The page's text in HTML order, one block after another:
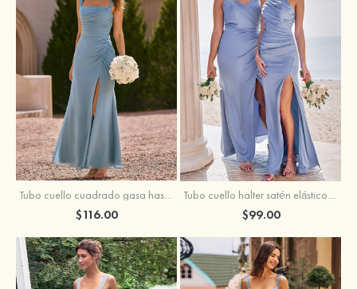
Tubo cuello cuadrado gasa hasta el suelo vestido de dama de honor
$116.00
Tubo cuello halter satén elástico hasta el suelo vestido de dama de honor
$99.00